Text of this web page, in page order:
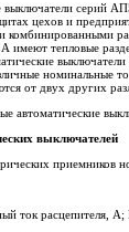
выключатели серий
цехов и
комбинированными
имеют тепловые
номинальные
от двух других
автоматические
выключателей
приемников
ток расцепителя,